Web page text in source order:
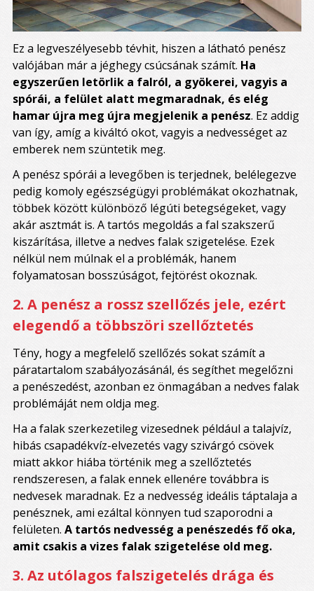
Ez a legveszélyesebb tévhit, hiszen a látható penész
valójában már a jéghegy csúcsának számít. Ha
egyszerűen letörlik a falról, a gyökerei, vagyis a
spórái, a felület alatt megmaradnak, és elég
hamar újra meg újra megjelenik a penész. Ez addig
van így, amíg a kiváltó okot, vagyis a nedvességet az
emberek nem szüntetik meg.
A penész spórái a levegőben is terjednek, belélegezve
pedig komoly egészségügyi problémákat okozhatnak,
többek között különböző légúti betegségeket, vagy
akár asztmát is. A tartós megoldás a fal szakszerű
kiszárítása, illetve a nedves falak szigetelése. Ezek
nélkül nem múlnak el a problémák, hanem
folyamatosan bosszúságot, fejtörést okoznak.
2. A penész a rossz szellőzés jele, ezért
elegendő a többszöri szellőztetés
Tény, hogy a megfelelő szellőzés sokat számít a
páratartalom szabályozásánál, és segíthet megelőzni
a penészedést, azonban ez önmagában a nedves falak
problémáját nem oldja meg.
Ha a falak szerkezetileg vizesednek például a talajvíz,
hibás csapadékvíz-elvezetés vagy szivárgó csövek
miatt akkor hiába történik meg a szellőztetés
rendszeresen, a falak ennek ellenére továbbra is
nedvesek maradnak. Ez a nedvesség ideális táptalaja a
penésznek, ami ezáltal könnyen tud szaporodni a
felületen. A tartós nedvesség a penészedés fő oka,
amit csakis a vizes falak szigetelése old meg.
3. Az utólagos falszigetelés drága és